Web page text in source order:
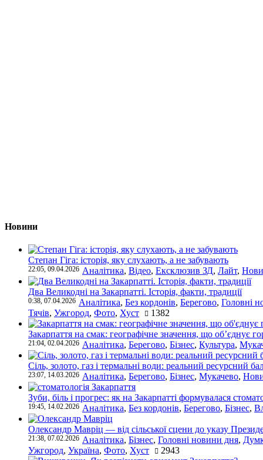
Новини
Степан Гіга: історія, яку слухають, а не забувають
22:05, 09.04.2026 Аналітика, Відео, Ексклюзив ЗД, Лайт,
Два Великодні на Закарпатті. Історія, факти, традиції
0:38, 07.04.2026 Аналітика, Без кордонів, Берегово, Головні
Тячів, Ужгород, Фото, Хуст 1382
Закарпаття на смак: географічне значення, що об’єднує
21:04, 02.04.2026 Аналітика, Берегово, Бізнес, Культура,
Сіль, золото, газ і термальні води: реальний ресурсний
23:07, 14.03.2026 Аналітика, Берегово, Бізнес, Мукачево,
Зуби, біль і прогрес: як на Закарпатті формувалася
19:45, 14.02.2026 Аналітика, Без кордонів, Берегово, Бізнес,
Олександр Мавріц — від сільської сцени до указу
21:38, 07.02.2026 Аналітика, Бізнес, Головні новини дня,
Ужгород, Україна, Фото, Хуст 2943